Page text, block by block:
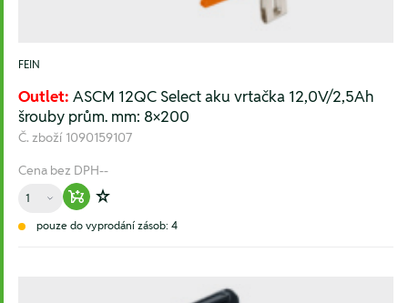
FEIN
Outlet: ASCM 12QC Select aku vrtačka 12,0V/2,5Ah
šrouby prům. mm: 8×200
Č. zboží 1090159107
Cena bez DPH--
Množství
Warenkorb hinzufügen
Zur Wunschliste hinzufügen
pouze do vyprodání zásob: 4